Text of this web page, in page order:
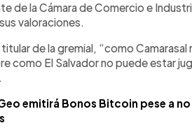
de la Cámara de Comercio e
valoraciones.
titular de la gremial, “como
como El Salvador no puede estar
emitirá Bonos Bitcoin pese a